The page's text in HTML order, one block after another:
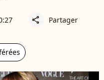
share Partager